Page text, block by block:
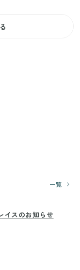
一覧
イスのお知らせ